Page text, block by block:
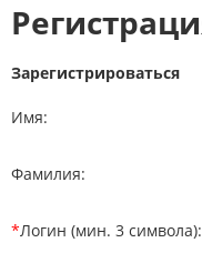
Зарегистрироваться
Имя:
Фамилия:
*Логин (мин. 3 символа):